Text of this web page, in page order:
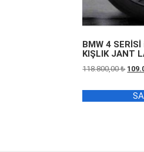
BMW 4
KIŞLIK JANT
118.800,00₺